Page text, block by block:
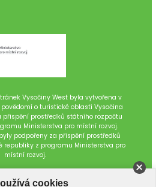
Vysočiny West byla vytvořena v
o turistické oblasti Vysočina
přispění prostředků státního rozpočtu
Ministerstva pro místní rozvoj.
podpořeny za přispění prostředků
republiky z programu Ministerstva pro
místní rozvoj.
cookies